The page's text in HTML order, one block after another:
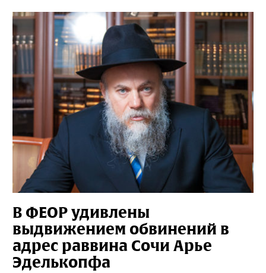
В ФЕОР удивлены
выдвижением обвинений в
адрес раввина Сочи Арье
Эделькопфа